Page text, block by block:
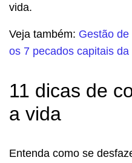
vida.
Veja também: Gestão
os 7 pecados capitais
11 dicas de
a vida
Entenda como se